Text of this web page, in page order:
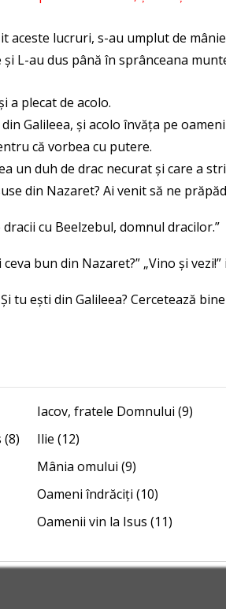
aceste lucruri, s-au umplut de
L-au dus până în sprânceana
a plecat de acolo.
Galileea, și acolo învăța pe
că vorbea cu putere.
un duh de drac necurat și care a
din Nazaret? Ai venit să ne
dracii cu Beelzebul, domnul dracilor.”
bun din Nazaret?” „Vino și
tu ești din Galileea? Cercetează
Iacov, fratele Domnului (9)
Ilie (12)
Mânia omului (9)
Oameni îndrăciți (10)
Oamenii vin la Isus (11)